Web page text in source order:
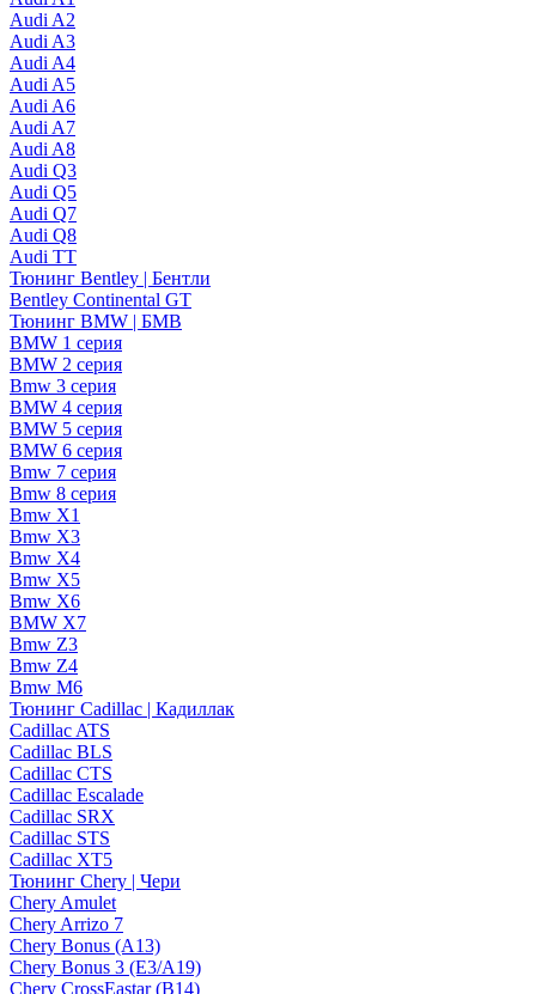
Audi A2
Audi A3
Audi A4
Audi A5
Audi A6
Audi A7
Audi A8
Audi Q3
Audi Q5
Audi Q7
Audi Q8
Audi TT
Тюнинг Bentley | Бентли
Bentley Continental GT
Тюнинг BMW | БМВ
BMW 1 серия
BMW 2 серия
Bmw 3 серия
BMW 4 серия
BMW 5 серия
BMW 6 серия
Bmw 7 серия
Bmw 8 серия
Bmw X1
Bmw X3
Bmw X4
Bmw X5
Bmw X6
BMW X7
Bmw Z3
Bmw Z4
Bmw М6
Тюнинг Cadillac | Кадиллак
Cadillac ATS
Cadillac BLS
Cadillac CTS
Cadillac Escalade
Cadillac SRX
Cadillac STS
Cadillac XT5
Тюнинг Chery | Чери
Chery Amulet
Chery Arrizo 7
Chery Bonus (A13)
Chery Bonus 3 (E3/A19)
Chery CrossEastar (B14)